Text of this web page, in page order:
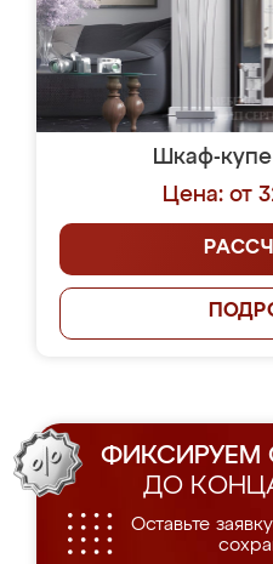
Шкаф-
Цена: от
ФИКСИРУЕМ
ДО
Оставьте